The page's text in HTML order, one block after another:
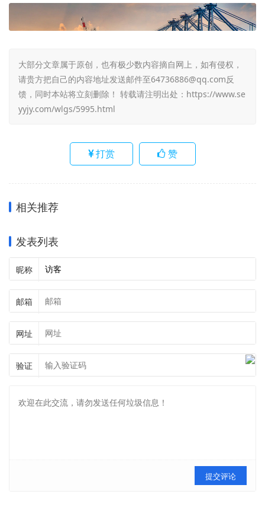
大部分文章属于原创，也有极少数内容摘自网上，如有侵权，
请贵方把自己的内容地址发送邮件至64736886@qq.com反
馈，同时本站将立刻删除！ 转载请注明出处： https://www.se
yyjy.com/wlgs/5995.html
打赏 赞
相关推荐
发表列表
昵称
邮箱
网址
验证
提交评论